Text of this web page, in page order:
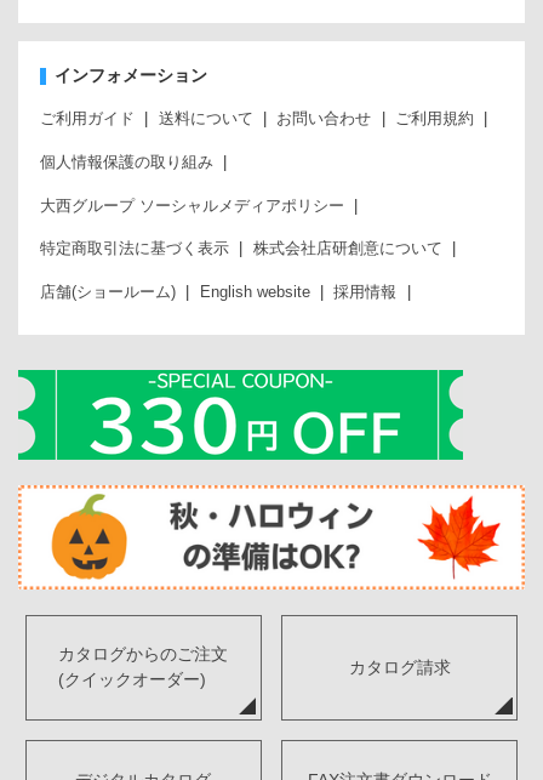
インフォメーション
ご利用ガイド 送料について お問い合わせ ご利用規約
個人情報保護の取り組み
大西グループ ソーシャルメディアポリシー
特定商取引法に基づく表示 株式会社店研創意について
店舗(ショールーム) English website 採用情報
カタログからのご注文
(クイックオーダー)
カタログ請求